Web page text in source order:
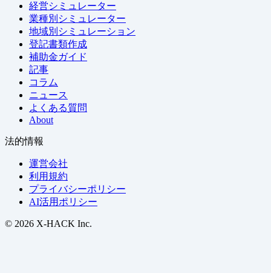
経営シミュレーター
業種別シミュレーター
地域別シミュレーション
登記書類作成
補助金ガイド
記事
コラム
ニュース
よくある質問
About
法的情報
運営会社
利用規約
プライバシーポリシー
AI活用ポリシー
© 2026 X-HACK Inc.